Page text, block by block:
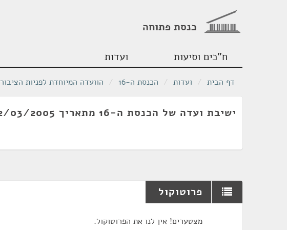
כנסת פתוחה
ח"כים וסיעות ועדות
דף הבית / ועדות / הכנסת ה-16 / הוועדה המיוחדת לפניות הציבור
ישיבת ועדה של הכנסת ה-16 מתאריך 02/03/2005
פרוטוקול
מצטערים! אין לנו את הפרוטוקול.